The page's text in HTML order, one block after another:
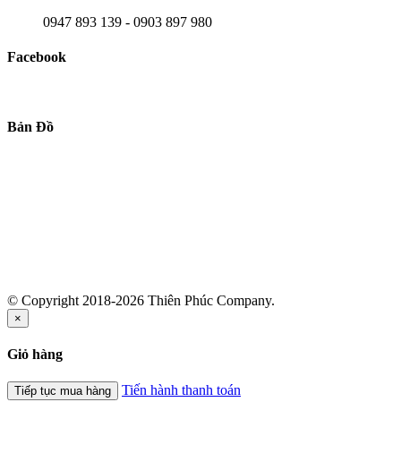
0947 893 139 - 0903 897 980
Facebook
Bản Đồ
© Copyright 2018-2026 Thiên Phúc Company.
×
Giỏ hàng
Tiếp tục mua hàng Tiến hành thanh toán